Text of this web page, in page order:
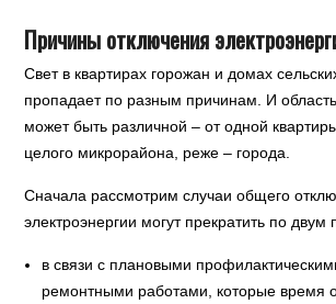
Причины отключения
Свет в квартирах горожан и домах
пропадает по разным причинам. И
может быть различной – от одной
целого микрорайона, реже – города.
Сначала рассмотрим случаи общего
электроэнергии могут прекратить по двум
в связи с плановыми
ремонтными работами, которые время